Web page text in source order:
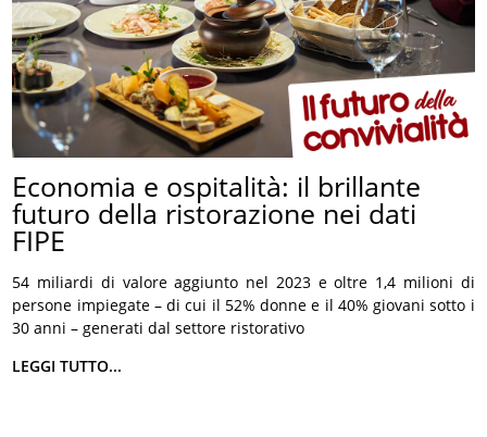
Economia e ospitalità: il brillante
futuro della ristorazione nei dati
FIPE
54 miliardi di valore aggiunto nel 2023 e oltre 1,4 milioni di
persone impiegate – di cui il 52% donne e il 40% giovani sotto i
30 anni – generati dal settore ristorativo
LEGGI TUTTO...